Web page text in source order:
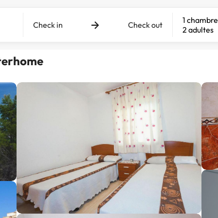
Check in Check out
1 chambre
2 adultes